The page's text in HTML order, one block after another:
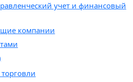
учет и финансовый
компании